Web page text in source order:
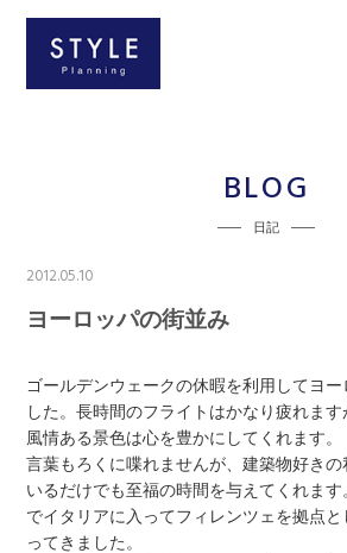
BLOG
日記
2012.05.10
ヨーロッパの街並み
ゴールデンウェークの休暇を利用してヨー
した。長時間のフライトはかなり疲れま
風情ある景色は心を豊かにしてくれます。
言葉もろくに喋れませんが、建築物好き
いるだけでも至福の時間を与えてくれま
でイタリアに入ってフィレンツェを拠点
ってきました。